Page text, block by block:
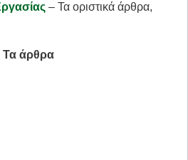
– Τα οριστικά άρθρα,
Τα άρθρα